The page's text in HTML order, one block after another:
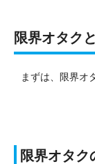
限界オタク
まずは、限界オ
限界オタク